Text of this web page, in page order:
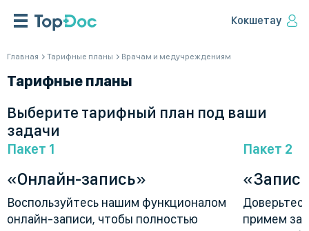
Кокшетау
Главная Тарифные планы Врачам и медучреждениям
Тарифные планы
Выберите тарифный план под ваши
задачи
Пакет 1
«Онлайн-запись»
Воспользуйтесь нашим функционалом
онлайн-записи, чтобы полностью
Пакет 2
примем